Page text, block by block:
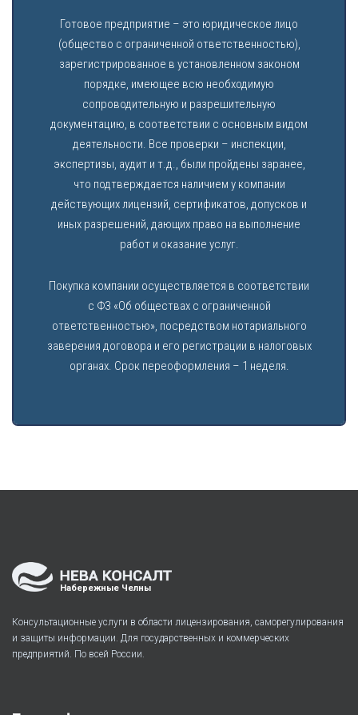
Готовое предприятие – это юридическое лицо
(общество с ограниченной ответственностью),
зарегистрированное в установленном законом
порядке, имеющее всю необходимую
сопроводительную и разрешительную
документацию, в соответствии с основным видом
деятельности. Все проверки – инспекции,
экспертизы, аудит и т.д., были пройдены заранее,
что подтверждается наличием у компании
действующих лицензий, сертификатов, допусков и
иных разрешений, дающих право на выполнение
работ и оказание услуг.
Покупка компании осуществляется в соответствии
с ФЗ «Об обществах с ограниченной
ответственностью», посредством нотариального
заверения договора и его регистрации в налоговых
органах. Срок переоформления – 1 неделя.
Набережные Челны
Консультационные услуги в области лицензирования, саморегулирования
и защиты информации. Для государственных и коммерческих
предприятий. По всей России.